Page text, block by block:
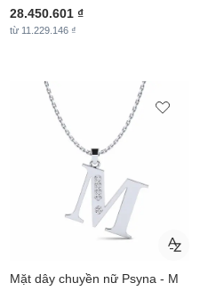
28.450.601 ₫
từ 11.229.146 ₫
Mặt dây chuyền nữ Psyna - M